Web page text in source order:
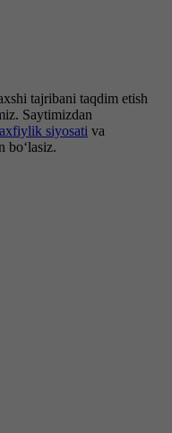
tajribani taqdim etish
Saytimizdan
siyosati va
bo‘lasiz.